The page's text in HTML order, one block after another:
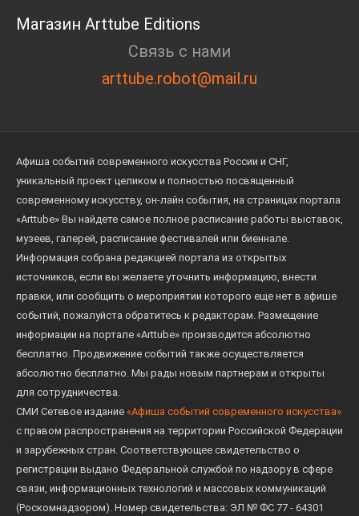
Магазин Arttube Editions
Связь с нами
arttube.robot@mail.ru
Афиша событий современного искусства России и СНГ,
уникальный проект целиком и полностью посвященный
современному искусству, он-лайн события, на страницах портала
«Arttube» Вы найдете самое полное расписание работы выставок,
музеев, галерей, расписание фестивалей или биеннале.
Информация собрана редакцией портала из открытых
источников, если вы желаете уточнить информацию, внести
правки, или сообщить о мероприятии которого еще нет в афише
событий, пожалуйста обратитесь к редакторам. Размещение
информации на портале «Arttube» производится абсолютно
бесплатно. Продвижение событий также осуществляется
абсолютно бесплатно. Мы рады новым партнерам и открыты
для сотрудничества.
СМИ Сетевое издание «Афиша событий современного искусства»
с правом распространения на территории Российской Федерации
и зарубежных стран. Соответствующее свидетельство о
регистрации выдано Федеральной службой по надзору в сфере
связи, информационных технологий и массовых коммуникаций
(Роскомнадзором). Номер свидетельства: ЭЛ № ФС 77 - 64301